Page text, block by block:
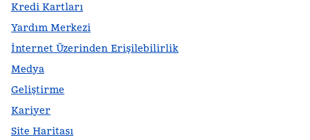
Kredi Kartları
Yardım Merkezi
İnternet Üzerinden Erişilebilirlik
Medya
Geliştirme
Kariyer
Site Haritası